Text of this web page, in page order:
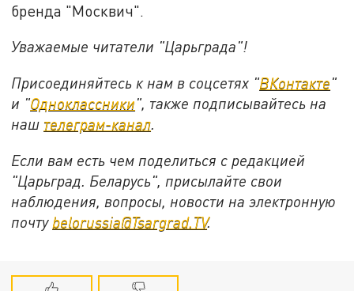
бренда "Москвич".
Уважаемые читатели "Царьграда"!
Присоединяйтесь к нам в соцсетях "ВКонтакте"
и "Одноклассники", также подписывайтесь на
наш телеграм-канал.
Если вам есть чем поделиться с редакцией
"Царьград. Беларусь", присылайте свои
наблюдения, вопросы, новости на электронную
почту belorussia@Tsargrad.TV.